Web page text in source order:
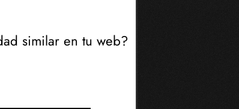
similar en tu web?